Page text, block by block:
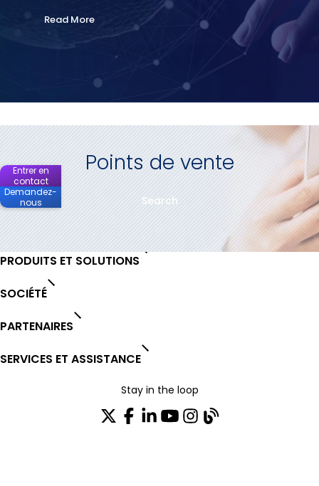
Read More
Points de vente
Search
PRODUITS ET SOLUTIONS
SOCIÉTÉ
PARTENAIRES
SERVICES ET ASSISTANCE
Stay in the loop
Entrer en
contact
Demandez-
nous